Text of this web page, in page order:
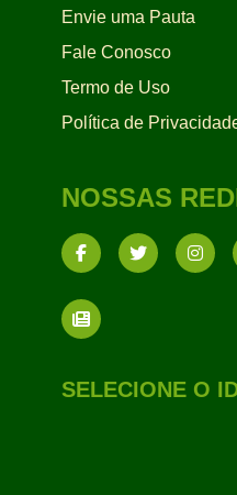
Envie uma Pauta
Fale Conosco
Termo de Uso
Política de
NOSSAS
SELECIONE O